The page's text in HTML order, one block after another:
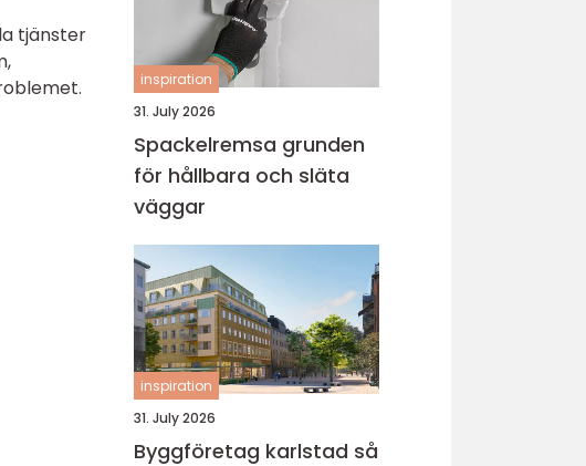
tjänster
inspiration
31. July 2026
Spackelremsa grunden
för hållbara och släta
väggar
inspiration
31. July 2026
Byggföretag karlstad så